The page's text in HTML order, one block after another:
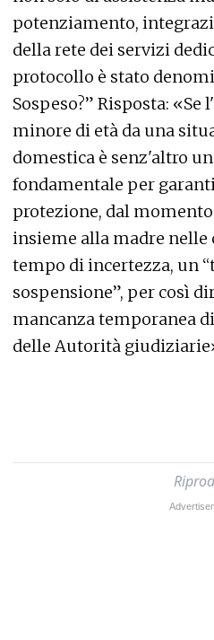
potenziamento,
della rete dei servizi
protocollo è stato
Sospeso?” Risposta:
minore di età da una
domestica è senz'altro
fondamentale per
protezione, dal
insieme alla madre nelle
tempo di incertezza, un
sospensione”, per così
mancanza temporanea
delle Autorità